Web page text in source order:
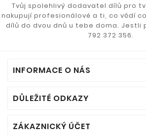
Tvůj spolehlivý dodavatel dílů pro
nakupují profesionálové a ti, co vědí
dílů do dvou dnů u tebe doma. Jestli
792 372 356.
INFORMACE O NÁS
DŮLEŽITÉ ODKAZY
ZÁKAZNICKÝ ÚČET